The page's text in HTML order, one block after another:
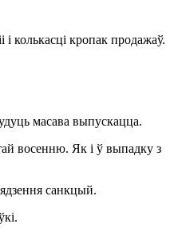
колькасці кропак продажаў.
масава выпускацца.
восенню. Як і ў выпадку з
санкцый.